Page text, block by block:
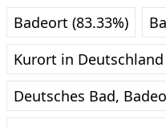
Badeort (83.33%)
Kurort in Deutschland
Deutsches Bad,